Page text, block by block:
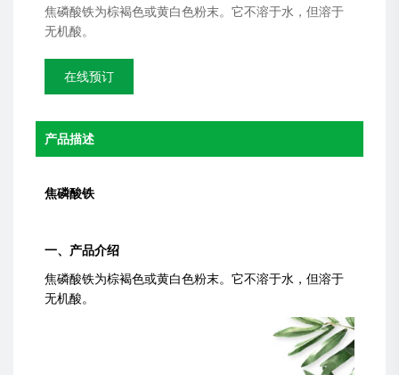
焦磷酸铁为棕褐色或黄白色粉末。它不溶于水，但溶于
无机酸。
在线预订
产品描述
焦磷酸铁
一、产品介绍
焦磷酸铁为棕褐色或黄白色粉末。它不溶于水，但溶于
无机酸。